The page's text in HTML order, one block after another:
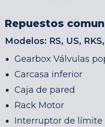
Repuestos
Modelos: RS, US,
Gearbox Válvulas
Carcasa inferior
Caja de pared
Rack Motor
Interruptor de límite